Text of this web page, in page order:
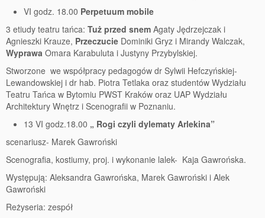
VI godz. 18.00 Perpetuum mobile
3 etiudy teatru tańca: Tuż przed snem Agaty Jędrzejczak i
Agnieszki Krauze, Przeczucie Dominiki Gryz i Mirandy Walczak,
Wyprawa Omara Karabuluta i Justyny Przybylskiej.
Stworzone we współpracy pedagogów dr Sylwii Hefczyńskiej-
Lewandowskiej i dr hab. Piotra Tetlaka oraz studentów Wydziału
Teatru Tańca w Bytomiu PWST Kraków oraz UAP Wydziału
Architektury Wnętrz i Scenografii w Poznaniu.
13 VI godz.18.00 „ Rogi czyli dylematy Arlekina”
scenariusz- Marek Gawroński
Scenografia, kostiumy, proj. i wykonanie lalek- Kaja Gawrońska.
Występują: Aleksandra Gawrońska, Marek Gawroński i Alek
Gawroński
Reżyseria: zespół